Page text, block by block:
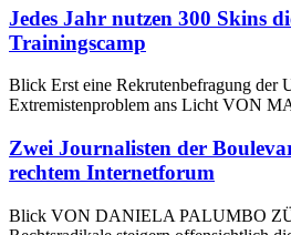
Jedes Jahr nutzen 300 Skins
Trainingscamp
Blick Erst eine Rekrutenbefragung der
Extremistenproblem ans Licht VON
Zwei Journalisten der
rechtem Internetforum
Blick VON DANIELA PALUMBO